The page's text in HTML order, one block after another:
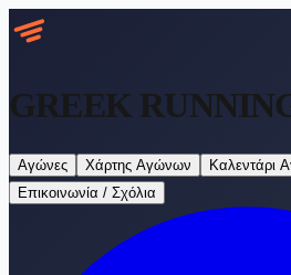
GREEK
Αγώνες Χάρτης Αγώνων Καλεντάρι
Επικοινωνία / Σχόλια